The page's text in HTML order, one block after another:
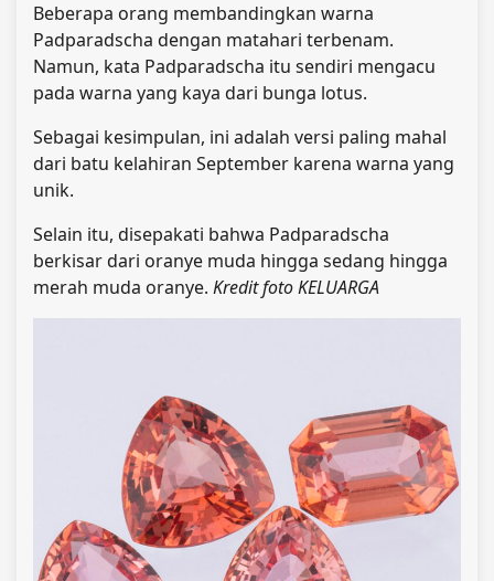
Beberapa orang membandingkan warna
Padparadscha dengan matahari terbenam.
Namun, kata Padparadscha itu sendiri mengacu
pada warna yang kaya dari bunga lotus.
Sebagai kesimpulan, ini adalah versi paling mahal
dari batu kelahiran September karena warna yang
unik.
Selain itu, disepakati bahwa Padparadscha
berkisar dari oranye muda hingga sedang hingga
merah muda oranye. Kredit fotoKELUARGA